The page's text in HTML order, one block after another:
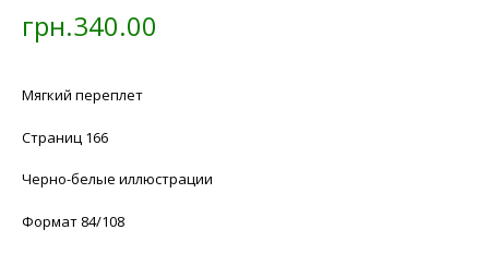
грн.340.00
Мягкий переплет
Страниц 166
Черно-белые иллюстрации
Формат 84/108